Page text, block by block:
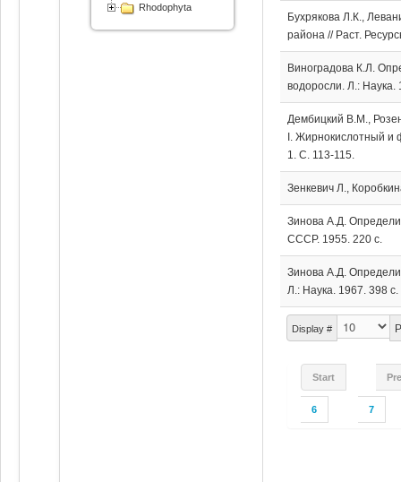
Display #
Start
6 7
Бухрякова Л.К.,
района // Раст.
Виноградова К.Л.
водоросли. Л.: Наука.
Дембицкий В.М.,
I. Жирнокислотный и
1. С. 113-115.
Зенкевич Л.,
Зинова А.Д.
СССР. 1955. 220 с.
Зинова А.Д.
Л.: Наука. 1967. 398 с.
Rhodophyta